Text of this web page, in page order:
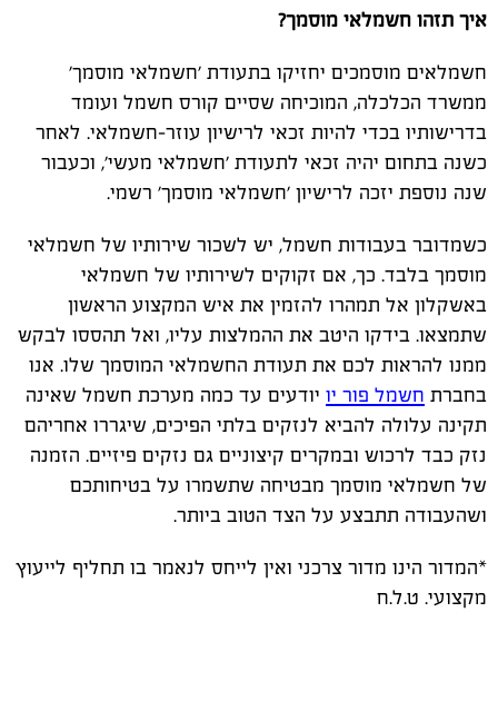
איך תזהו חשמלאי מוסמך?
חשמלאים מוסמכים יחזיקו בתעודת 'חשמלאי מוסמך'
ממשרד הכלכלה, המוכיחה שסיים קורס חשמל ועומד
בדרישותיו בכדי להיות זכאי לרישיון עוזר-חשמלאי. לאחר
כשנה בתחום יהיה זכאי לתעודת 'חשמלאי מעשי', וכעבור
שנה נוספת יזכה לרישיון 'חשמלאי מוסמך' רשמי.
כשמדובר בעבודות חשמל, יש לשכור שירותיו של חשמלאי
מוסמך בלבד. כך, אם זקוקים לשירותיו של חשמלאי
באשקלון אל תמהרו להזמין את איש המקצוע הראשון
שתמצאו. בידקו היטב את ההמלצות עליו, ואל תהססו לבקש
ממנו להראות לכם את תעודת החשמלאי המוסמך שלו. אנו
בחברת חשמל פור יו יודעים עד כמה מערכת חשמל שאינה
תקינה עלולה להביא לנזקים בלתי הפיכים, שיגררו אחריהם
נזק כבד לרכוש ובמקרים קיצוניים גם נזקים פיזיים. הזמנה
של חשמלאי מוסמך מבטיחה שתשמרו על בטיחותכם
ושהעבודה תתבצע על הצד הטוב ביותר.
*המדור הינו מדור צרכני ואין לייחס לנאמר בו תחליף לייעוץ
מקצועי. ט.ל.ח